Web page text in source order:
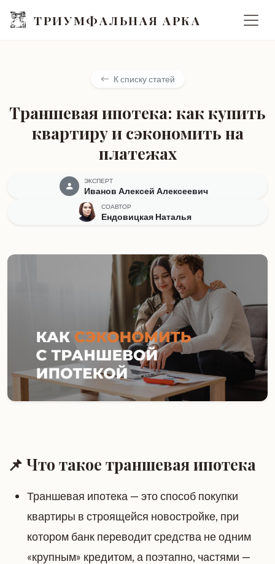
ТРИУМФАЛЬНАЯ АРКА
К списку статей
Траншевая ипотека: как купить
квартиру и сэкономить на
платежах
ЭКСПЕРТ
Иванов Алексей Алексеевич
СОАВТОР
Ендовицкая Наталья
📌 Что такое траншевая ипотека
Траншевая ипотека — это способ покупки
квартиры в строящейся новостройке, при
котором банк переводит средства не одним
«крупным» кредитом, а поэтапно, частями —